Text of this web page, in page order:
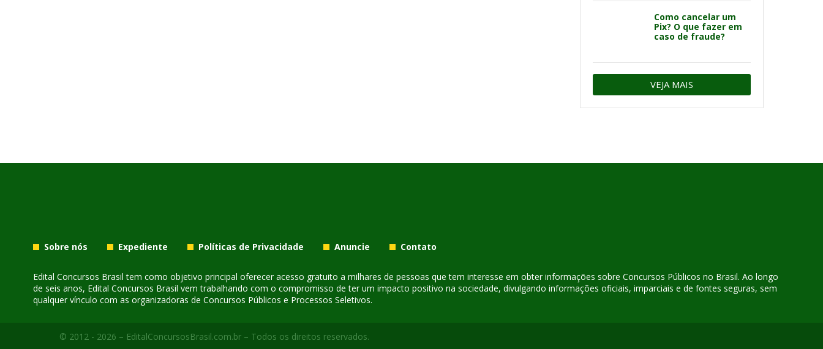
Como cancelar um
Pix? O que fazer em
caso de fraude?
VEJA MAIS
Sobre nós Expediente Políticas de Privacidade Anuncie Contato
Edital Concursos Brasil tem como objetivo principal oferecer acesso gratuito a milhares de pessoas que tem interesse em obter informações sobre Concursos Públicos no Brasil. Ao longo
de seis anos, Edital Concursos Brasil vem trabalhando com o compromisso de ter um impacto positivo na sociedade, divulgando informações oficiais, imparciais e de fontes seguras, sem
qualquer vínculo com as organizadoras de Concursos Públicos e Processos Seletivos.
© 2012 - 2026 – EditalConcursosBrasil.com.br – Todos os direitos reservados.